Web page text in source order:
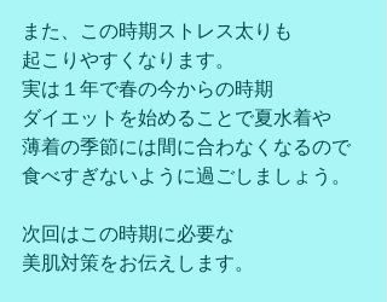
また、この時期ストレス太りも
起こりやすくなります。
実は１年で春の今からの時期
ダイエットを始めることで夏水着や
薄着の季節には間に合わなくなるので
食べすぎないように過ごしましょう。
次回はこの時期に必要な
美肌対策をお伝えします。